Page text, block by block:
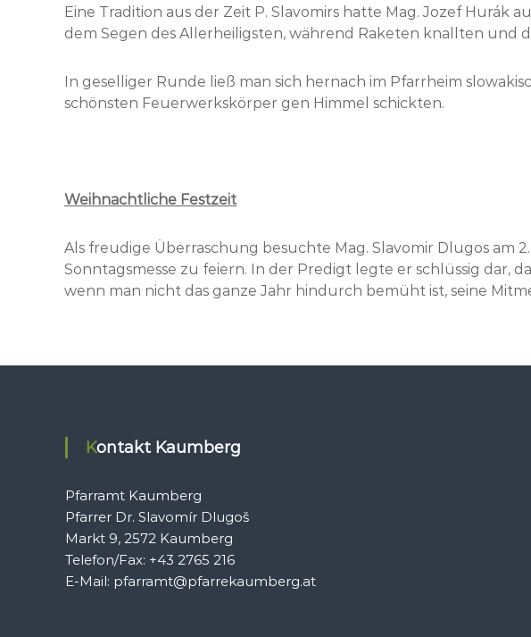
Eine Tradition aus der Zeit P. Slavomirs hatte Mag. Jozef
dem Segen des Allerheiligsten, während Raketen knallten und
In geselliger Runde ließ man sich hernach im Pfarrheim
schönsten Feuerwerkskörper gen Himmel schickten.
Weihnachtliche Festzeit
Als freudige Überraschung besuchte Mag. Slavomir Dlugos am
Sonntagsmesse zu feiern. In der Predigt legte er schlüssig dar,
wenn man nicht das ganze Jahr hindurch bemüht ist, seine
Kontakt Kaumberg
Pfarramt Kaumberg
Pfarrer Dr. Slavomír Dlugoš
Markt 9, 2572 Kaumberg
Telefon/Fax: +43 2765 216
E-Mail: pfarramt@pfarrekaumberg.at